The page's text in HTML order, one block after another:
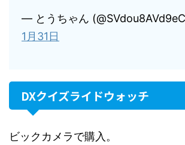
— とうちゃん
1月31日
DXクイズライドウォッチ
ビックカメラで購入。